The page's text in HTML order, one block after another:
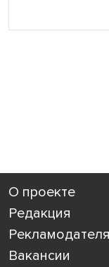
О проекте
Редакция
Вакансии